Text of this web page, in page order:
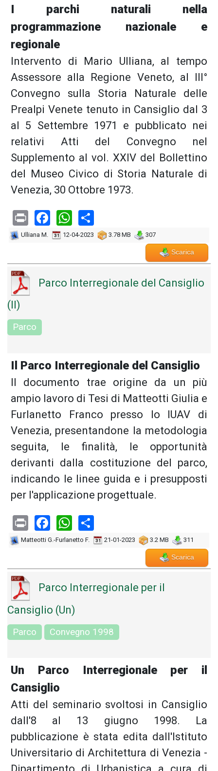
I parchi naturali nella
programmazione nazionale e
regionale
Intervento di Mario Ulliana, al tempo
Assessore alla Regione Veneto, al III°
Convegno sulla Storia Naturale delle
Prealpi Venete tenuto in Cansiglio dal 3
al 5 Settembre 1971 e pubblicato nei
relativi Atti del Convegno nel
Supplemento al vol. XXIV del Bollettino
del Museo Civico di Storia Naturale di
Venezia, 30 Ottobre 1973.
PrintFacebook
WhatsApp
Ulliana M. 12-04-2023 3.78 MB 307
Scarica
Parco Interregionale del Cansiglio
(Il)
Parco
Il Parco Interregionale del Cansiglio
Il documento trae origine da un più
ampio lavoro di Tesi di Matteotti Giulia e
Furlanetto Franco presso lo IUAV di
Venezia, presentandone la metodologia
seguita, le finalità, le opportunità
derivanti dalla costituzione del parco,
indicando le linee guida e i presupposti
per l'applicazione progettuale.
PrintFacebook
WhatsApp
Matteotti G.-Furlanetto F. 21-01-2023 3.2 MB 311
Scarica
Parco Interregionale per il
Cansiglio (Un)
Parco Convegno 1998
Un Parco Interregionale per il
Cansiglio
Atti del seminario svoltosi in Cansiglio
dall'8 al 13 giugno 1998. La
pubblicazione è stata edita dall'Istituto
Universitario di Architettura di Venezia -